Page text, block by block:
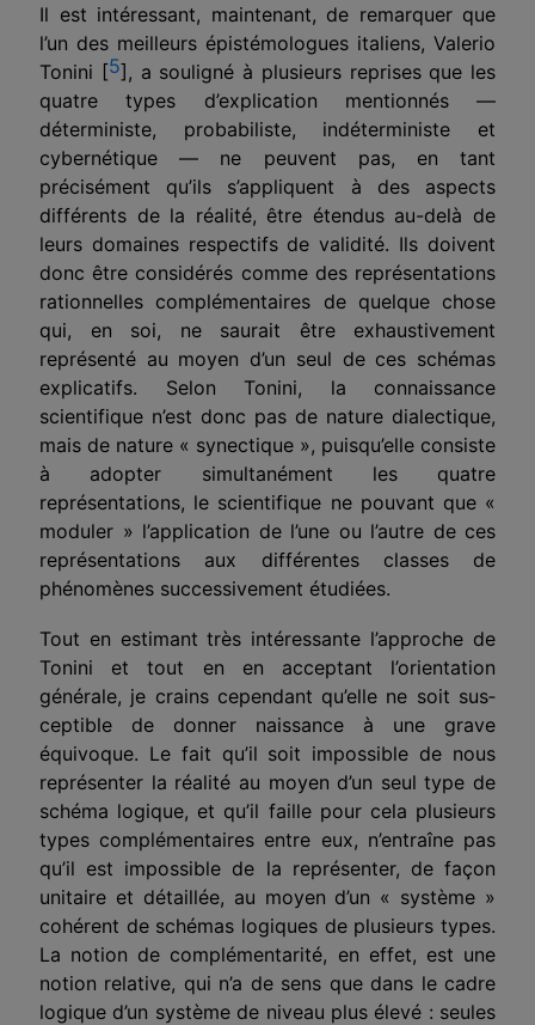
Il est intéressant, maintenant, de remarquer que
l’un des meilleurs épis­témologues italiens, Valerio
Tonini [5], a souligné à plusieurs reprises que les
quatre types d’explication mentionnés —
déterministe, probabiliste, indéterministe et
cybernétique — ne peuvent pas, en tant
précisément qu’ils s’appliquent à des aspects
différents de la réalité, être étendus au-delà de
leurs domaines respectifs de validité. Ils doivent
donc être considérés comme des représentations
rationnelles complémentaires de quelque chose
qui, en soi, ne saurait être exhaustivement
représenté au moyen d’un seul de ces schémas
explicatifs. Selon Tonini, la connaissance
scientifique n’est donc pas de nature dialectique,
mais de nature « synectique », puisqu’elle consiste
à adopter simultanément les quatre
représentations, le scientifi­que ne pouvant que «
moduler » l’application de l’une ou l’autre de ces
représentations aux différentes classes de
phénomènes successivement étudiées.
Tout en estimant très intéressante l’approche de
Tonini et tout en en acceptant l’orientation
générale, je crains cependant qu’elle ne soit sus­
ceptible de donner naissance à une grave
équivoque. Le fait qu’il soit impossible de nous
représenter la réalité au moyen d’un seul type de
schéma logique, et qu’il faille pour cela plusieurs
types complémentaires entre eux, n’entraîne pas
qu’il est impossible de la représenter, de façon
unitaire et détaillée, au moyen d’un « système »
cohérent de schémas logiques de plusieurs types.
La notion de complémentarité, en effet, est une
notion rela­tive, qui n’a de sens que dans le cadre
logique d’un système de niveau plus élevé : seules